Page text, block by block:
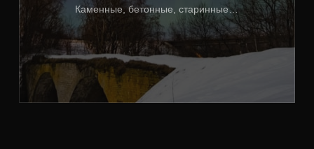
Каменные, бетонные, старинные…